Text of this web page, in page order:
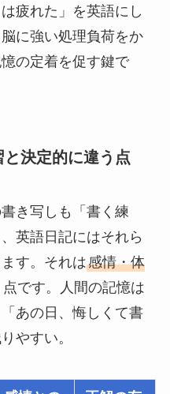
疲れた」を英語にし
に強い処理負荷をか
の定着を促す鍵で
決定的に違う点
き写しも「書く練
英語日記にはそれら
す。それは感情・体
です。人間の記憶は
あの日、悔しくて書
やすい。